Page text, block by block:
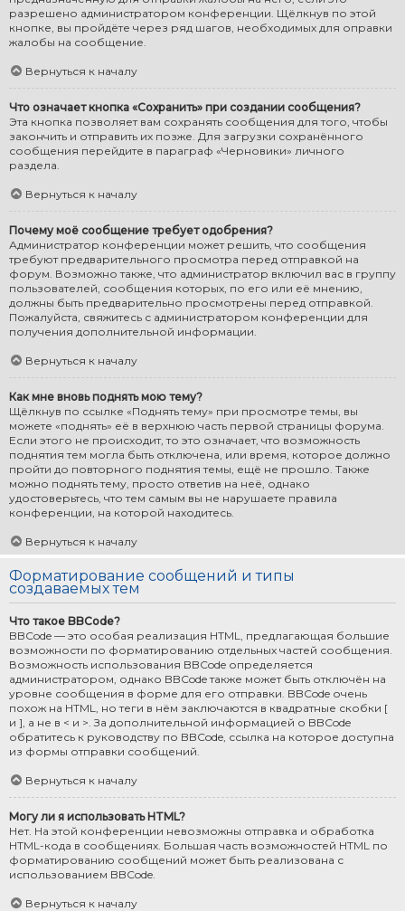
разрешено администратором конференции. Щёлкнув по этой
кнопке, вы пройдёте через ряд шагов, необходимых для оправки
жалобы на сообщение.
Вернуться к началу
Что означает кнопка «Сохранить» при создании сообщения?
Эта кнопка позволяет вам сохранять сообщения для того, чтобы
закончить и отправить их позже. Для загрузки сохранённого
сообщения перейдите в параграф «Черновики» личного
раздела.
Вернуться к началу
Почему моё сообщение требует одобрения?
Администратор конференции может решить, что сообщения
требуют предварительного просмотра перед отправкой на
форум. Возможно также, что администратор включил вас в группу
пользователей, сообщения которых, по его или её мнению,
должны быть предварительно просмотрены перед отправкой.
Пожалуйста, свяжитесь с администратором конференции для
получения дополнительной информации.
Вернуться к началу
Как мне вновь поднять мою тему?
Щёлкнув по ссылке «Поднять тему» при просмотре темы, вы
можете «поднять» её в верхнюю часть первой страницы форума.
Если этого не происходит, то это означает, что возможность
поднятия тем могла быть отключена, или время, которое должно
пройти до повторного поднятия темы, ещё не прошло. Также
можно поднять тему, просто ответив на неё, однако
удостоверьтесь, что тем самым вы не нарушаете правила
конференции, на которой находитесь.
Вернуться к началу
Форматирование сообщений и типы
создаваемых тем
Что такое BBCode?
BBCode — это особая реализация HTML, предлагающая большие
возможности по форматированию отдельных частей сообщения.
Возможность использования BBCode определяется
администратором, однако BBCode также может быть отключён на
уровне сообщения в форме для его отправки. BBCode очень
похож на HTML, но теги в нём заключаются в квадратные скобки [
и ], а не в < и >. За дополнительной информацией о BBCode
обратитесь к руководству по BBCode, ссылка на которое доступна
из формы отправки сообщений.
Вернуться к началу
Могу ли я использовать HTML?
Нет. На этой конференции невозможны отправка и обработка
HTML-кода в сообщениях. Большая часть возможностей HTML по
форматированию сообщений может быть реализована с
использованием BBCode.
Вернуться к началу